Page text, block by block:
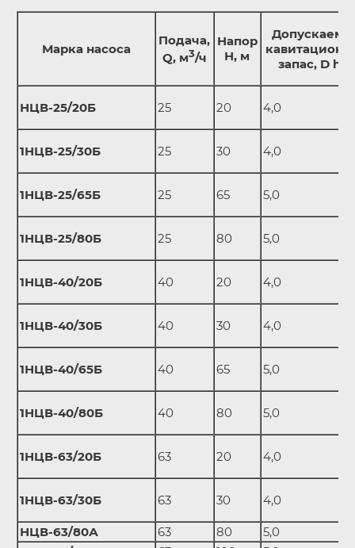
Марка насоса
Подача,
Q, м3/ч
Напор
Н, м
запас, D h,
НЦВ-25/20Б 25 20 4,0
1НЦВ-25/30Б 25 30 4,0
1НЦВ-25/65Б 25 65 5,0
1НЦВ-25/80Б 25 80 5,0
1НЦВ-40/20Б 40 20 4,0
1НЦВ-40/30Б 40 30 4,0
1НЦВ-40/65Б 40 65 5,0
1НЦВ-40/80Б 40 80 5,0
1НЦВ-63/20Б 63 20 4,0
1НЦВ-63/30Б 63 30 4,0
НЦВ-63/80А 63 80
5,0